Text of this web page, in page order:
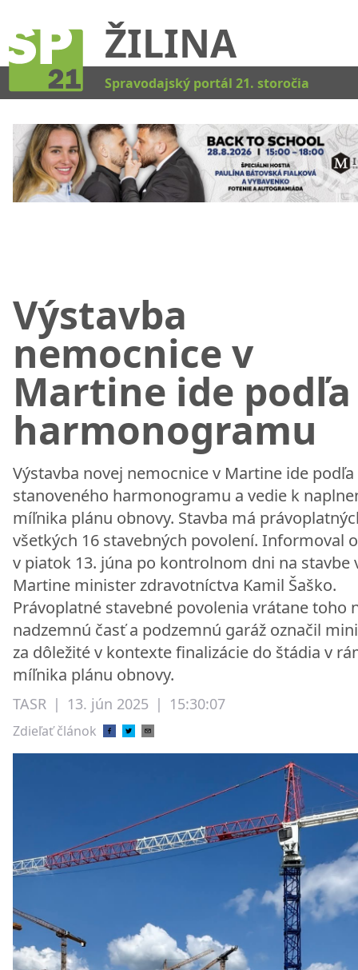
ŽILINA
Spravodajský portál 21. storočia
Výstavba
nemocnice v
Martine ide podľa
harmonogramu
Výstavba novej nemocnice v Martine ide podľa
stanoveného harmonogramu a vedie k
míľnika plánu obnovy. Stavba má
všetkých 16 stavebných povolení. Informoval
v piatok 13. júna po kontrolnom dni na stavbe
Martine minister zdravotníctva Kamil Šaško.
Právoplatné stavebné povolenia vrátane toho
nadzemnú časť a podzemnú garáž označil
za dôležité v kontexte finalizácie do štádia v
míľnika plánu obnovy.
TASR | 13. jún 2025 | 15:30:07
Zdieľať článok